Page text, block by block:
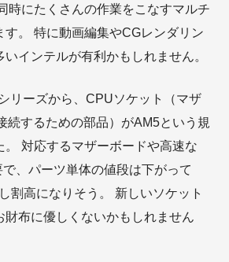
時にたくさんの作業をこなすマルチ
す。 特に動画編集やCGレンダリン
インテルが有利かもしれません。
リーズから、CPUソケット（マザ
続するための部品）がAM5という規
。 対応するマザーボードや高速な
、パーツ単体の値段は下がって
割高になりそう。 新しいソケット
財布に優しくないかもしれません